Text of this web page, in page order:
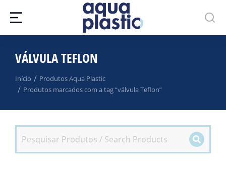
VÁLVULA TEFLON
Você está aqui:
Início
Produtos Aqua Plastic
Produtos marcados com a tag “válvula Teflon”